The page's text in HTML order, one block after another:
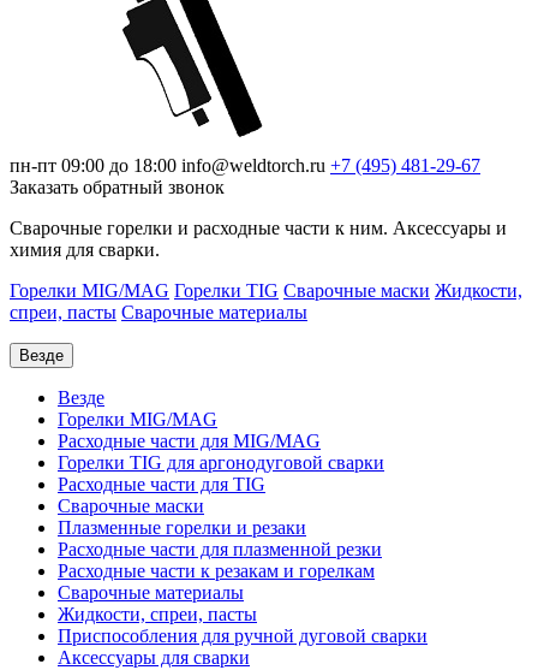
пн-пт 09:00 до 18:00 info@weldtorch.ru +7 (495) 481-29-67
Заказать обратный звонок
Сварочные горелки и расходные части к ним. Аксессуары и
химия для сварки.
Горелки MIG/MAG Горелки TIG Сварочные маски Жидкости,
спреи, пасты Сварочные материалы
Везде
Везде
Горелки MIG/MAG
Расходные части для MIG/MAG
Горелки TIG для аргонодуговой сварки
Расходные части для TIG
Сварочные маски
Плазменные горелки и резаки
Расходные части для плазменной резки
Расходные части к резакам и горелкам
Сварочные материалы
Жидкости, спреи, пасты
Приспособления для ручной дуговой сварки
Аксессуары для сварки